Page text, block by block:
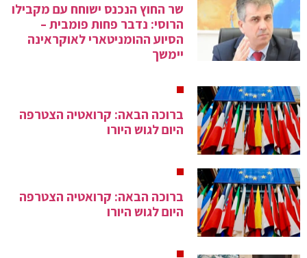
שר החוץ הנכנס ישוחח עם מקבילו
הרוסי: נדבר פחות פומבית –
הסיוע ההומניטארי לאוקראינה
יימשך
ברוכה הבאה: קרואטיה הצטרפה
היום לגוש היורו
ברוכה הבאה: קרואטיה הצטרפה
היום לגוש היורו